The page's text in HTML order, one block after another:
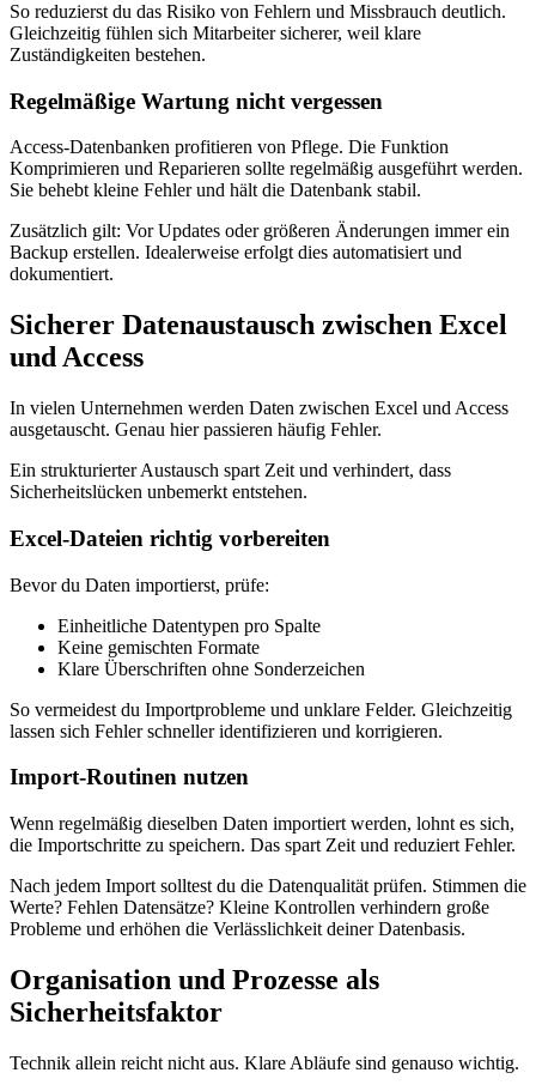
So reduzierst du das Risiko von Fehlern und Missbrauch deutlich.
Gleichzeitig fühlen sich Mitarbeiter sicherer, weil klare
Zuständigkeiten bestehen.
Regelmäßige Wartung nicht vergessen
Access-Datenbanken profitieren von Pflege. Die Funktion
Komprimieren und Reparieren sollte regelmäßig ausgeführt werden.
Sie behebt kleine Fehler und hält die Datenbank stabil.
Zusätzlich gilt: Vor Updates oder größeren Änderungen immer ein
Backup erstellen. Idealerweise erfolgt dies automatisiert und
dokumentiert.
Sicherer Datenaustausch zwischen Excel
und Access
In vielen Unternehmen werden Daten zwischen Excel und Access
ausgetauscht. Genau hier passieren häufig Fehler.
Ein strukturierter Austausch spart Zeit und verhindert, dass
Sicherheitslücken unbemerkt entstehen.
Excel-Dateien richtig vorbereiten
Bevor du Daten importierst, prüfe:
Einheitliche Datentypen pro Spalte
Keine gemischten Formate
Klare Überschriften ohne Sonderzeichen
So vermeidest du Importprobleme und unklare Felder. Gleichzeitig
lassen sich Fehler schneller identifizieren und korrigieren.
Import-Routinen nutzen
Wenn regelmäßig dieselben Daten importiert werden, lohnt es sich,
die Importschritte zu speichern. Das spart Zeit und reduziert Fehler.
Nach jedem Import solltest du die Datenqualität prüfen. Stimmen die
Werte? Fehlen Datensätze? Kleine Kontrollen verhindern große
Probleme und erhöhen die Verlässlichkeit deiner Datenbasis.
Organisation und Prozesse als
Sicherheitsfaktor
Technik allein reicht nicht aus. Klare Abläufe sind genauso wichtig.